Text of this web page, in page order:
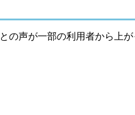
の声が一部の利用者から上